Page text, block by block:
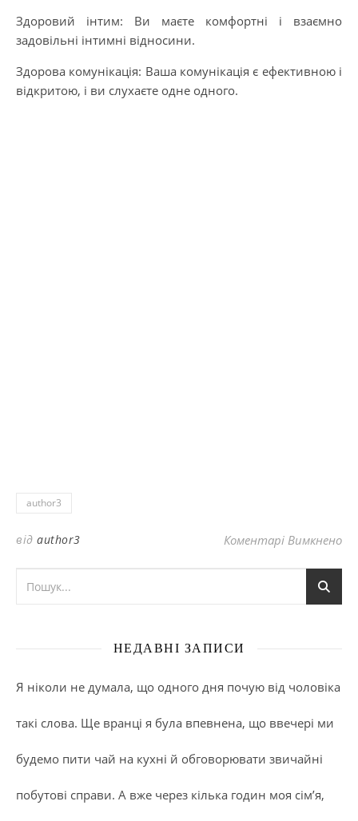
Здоровий інтим: Ви маєте комфортні і взаємно
задовільні інтимні відносини.
Здорова комунікація: Ваша комунікація є ефективною і
відкритою, і ви слухаєте одне одного.
author3
від author3 Коментарі Вимкнено
НЕДАВНІ ЗАПИСИ
Я ніколи не думала, що одного дня почую від чоловіка
такі слова. Ще вранці я була впевнена, що ввечері ми
будемо пити чай на кухні й обговорювати звичайні
побутові справи. А вже через кілька годин моя сім’я,